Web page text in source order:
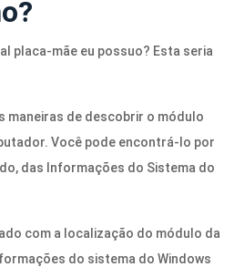
placa-mãe eu possuo? Esta seria
maneiras de descobrir o módulo
Você pode encontrá-lo por
das Informações do Sistema do
com a localização do módulo da
do sistema do Windows